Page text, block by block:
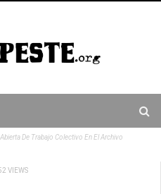
De Trabajo Colectivo En El Archivo
VIEWS